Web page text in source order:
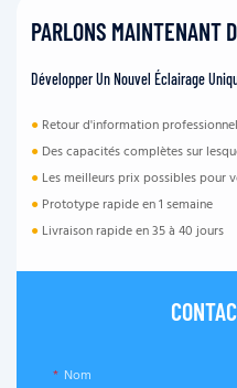
PARLONS MAINTENANT
Développer Un Nouvel Éclairage
● Retour d'information
● Des capacités complètes sur
● Les meilleurs prix possibles pour
● Prototype rapide en 1 semaine
● Livraison rapide en 35 à 40 jours
Nom